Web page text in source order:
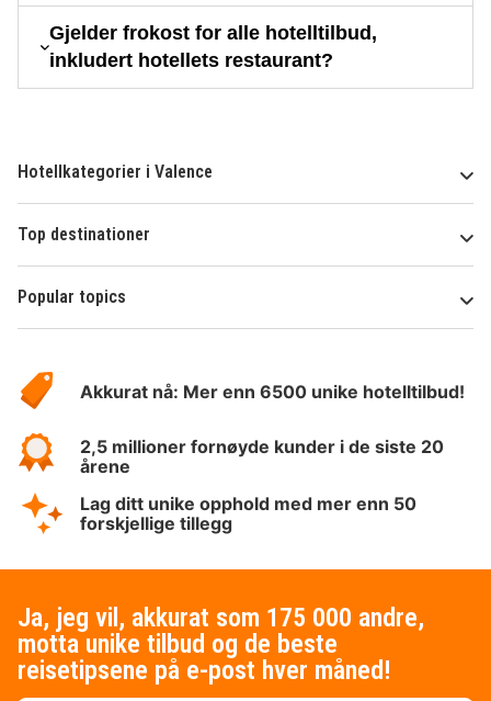
Gjelder frokost for alle hotelltilbud,
inkludert hotellets restaurant?
Hotellkategorier i Valence
Top destinationer
Popular topics
Hotelspecials
Akkurat nå: Mer enn 6500 unike hotelltilbud!
2,5 millioner fornøyde kunder i de siste 20
årene
Lag ditt unike opphold med mer enn 50
forskjellige tillegg
Ja, jeg vil, akkurat som 175 000 andre,
motta unike tilbud og de beste
reisetipsene på e-post hver måned!